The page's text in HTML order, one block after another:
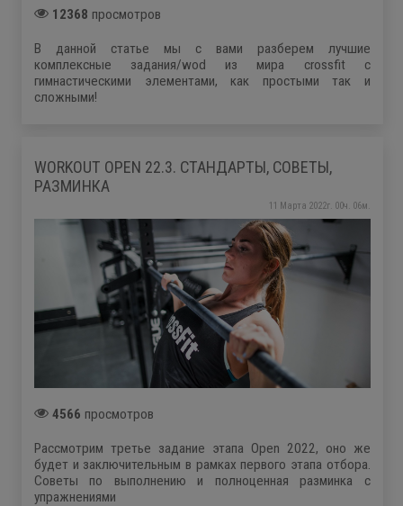
12368 просмотров
В данной статье мы с вами разберем лучшие
комплексные задания/wod из мира crossfit с
гимнастическими элементами, как простыми так и
сложными!
WORKOUT OPEN 22.3. СТАНДАРТЫ, СОВЕТЫ,
РАЗМИНКА
11 Марта 2022г. 00ч. 06м.
4566 просмотров
Рассмотрим третье задание этапа Open 2022, оно же
будет и заключительным в рамках первого этапа отбора.
Советы по выполнению и полноценная разминка с
упражнениями